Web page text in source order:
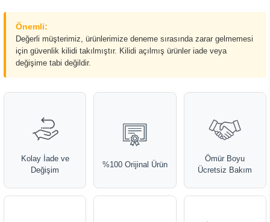
Önemli:
Değerli müşterimiz, ürünlerimize deneme sırasında zarar gelmemesi
için güvenlik kilidi takılmıştır. Kilidi açılmış ürünler iade veya
değişime tabi değildir.
Kolay İade ve
Değişim
%100 Orijinal Ürün
Ömür Boyu
Ücretsiz Bakım